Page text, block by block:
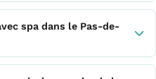
spa dans le Pas-de-